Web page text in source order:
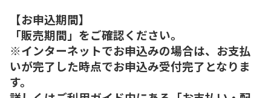
【お申込期間】
「販売期間」をご確認ください。
※インターネットでお申込みの場合は、お支払
いが完了した時点でお申込み受付完了となりま
す。